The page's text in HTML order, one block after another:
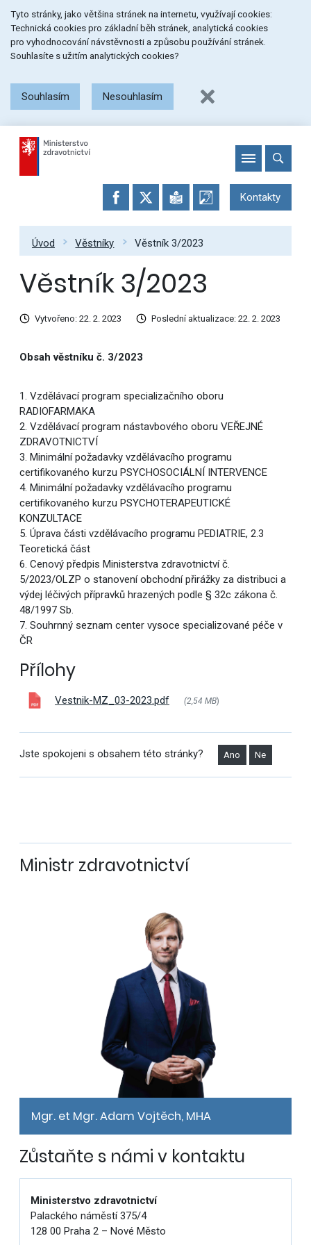
na
menu
na
obsah
na
patičku
stránky
Tyto stránky, jako většina stránek na internetu, využívají cookies:
Technická cookies pro základní běh stránek, analytická cookies
pro vyhodnocování návstěvnosti a způsobu používání stránek.
Souhlasíte s užitím analytických cookies?
Souhlasím Nesouhlasím
Kontakty
Úvod Věstníky Věstník 3/2023
Věstník 3/2023
Vytvořeno: 22. 2. 2023 Poslední aktualizace: 22. 2. 2023
Obsah věstníku č. 3/2023
1. Vzdělávací program specializačního oboru
RADIOFARMAKA
2. Vzdělávací program nástavbového oboru VEŘEJNÉ
ZDRAVOTNICTVÍ
3. Minimální požadavky vzdělávacího programu
certifikovaného kurzu PSYCHOSOCIÁLNÍ INTERVENCE
4. Minimální požadavky vzdělávacího programu
certifikovaného kurzu PSYCHOTERAPEUTICKÉ
KONZULTACE
5. Úprava části vzdělávacího programu PEDIATRIE, 2.3
Teoretická část
6. Cenový předpis Ministerstva zdravotnictví č.
5/2023/OLZP o stanovení obchodní přirážky za distribuci a
výdej léčivých přípravků hrazených podle § 32c zákona č.
48/1997 Sb.
7. Souhrnný seznam center vysoce specializované péče v
ČR
Přílohy
Vestnik-MZ_03-2023.pdf (2,54 MB)
Jste spokojeni s obsahem této stránky? Ano Ne
Ministr zdravotnictví
Mgr. et Mgr. Adam Vojtěch, MHA
Zůstaňte s námi v kontaktu
Ministerstvo zdravotnictví
Palackého náměstí 375/4
128 00 Praha 2 – Nové Město